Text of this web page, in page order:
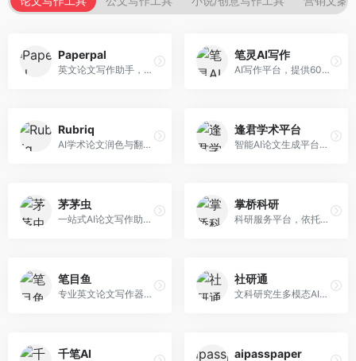
Paperpal
英文论文写作助手，专注于学术英语润色。面向需要发表国际期刊的研究者，提供语法检查、学术表达优化、格式规范等服务，英语表达地道专业。
笔灵AI写作
AI写作平台，提供600+写作模板。面向学生、职场人士和内容创作者，支持论文、公文、营销文案等多种文体，模板丰富，一键生成，写作效率大幅提升。
Rubriq
AI学术论文润色与翻译平台。面向国际期刊投稿者，提供论文润色、翻译、格式调整等服务，支持多语言，学术表达专业规范。
逢君学术平台
智能AI论文生成平台，支持查重检测。面向高校学生和研究人员，提供论文选题、内容生成、查重修改等一站式服务，学术写作流程完整。
茅茅虫
一站式AI论文写作助手，覆盖学术写作全场景。面向高校学生和科研人员，提供开题报告、文献综述、论文正文等写作服务，支持多学科多类型论文，操作简便。
掌桥科研
科研服务平台，依托3亿+真实文献数据库。面向学术研究者和学生，提供文献检索、论文写作、科研数据分析等服务，文献资源丰富，学术支持专业。
笔目鱼
专业英文论文写作器，支持学术论文全流程。面向留学生和国际期刊投稿者，提供英文论文撰写、润色、格式调整等服务，学术英语表达规范。
社研通
文科研究生多模态AI学术写作平台。面向文科研究生和社科研究者，提供文献综述、理论分析、定性研究辅助等服务，文科研究方法论支持完善。
千笔AI aipasspaper